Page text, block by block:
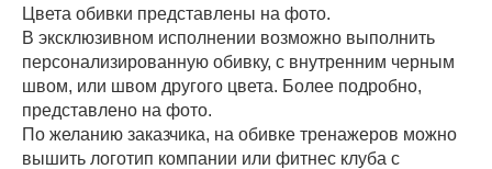
Цвета обивки представлены на фото.
В эксклюзивном исполнении возможно выполнить
персонализированную обивку, с внутренним черным
швом, или швом другого цвета. Более подробно,
представлено на фото.
По желанию заказчика, на обивке тренажеров можно
вышить логотип компании или фитнес клуба с